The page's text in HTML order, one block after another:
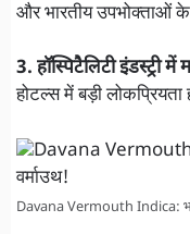
और भारतीय उपभोक्ताओं के
3. हॉस्पिटैलिटी इंडस्ट्री में
होटल्स में बड़ी
Davana Vermouth Indica: